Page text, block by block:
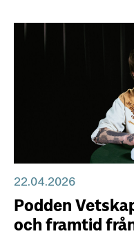
Podden
och framtid
22.04.2026